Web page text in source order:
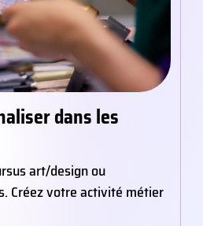
dans les
art/design ou
Créez votre activité métier